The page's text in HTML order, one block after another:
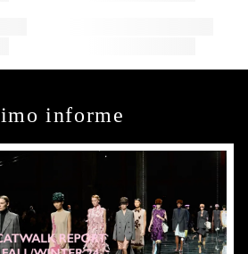
informe